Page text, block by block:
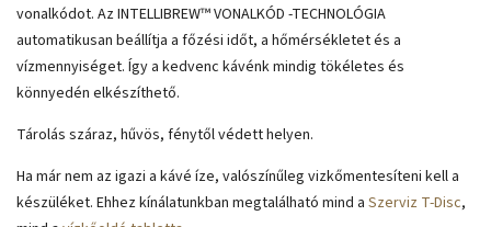
vonalkódot. Az INTELLIBREW™ VONALKÓD -TECHNOLÓGIA
automatikusan beállítja a főzési időt, a hőmérsékletet és a
vízmennyiséget. Így a kedvenc kávénk mindig tökéletes és
könnyedén elkészíthető.
Tárolás száraz, hűvös, fénytől védett helyen.
Ha már nem az igazi a kávé íze, valószínűleg vizkőmentesíteni kell a
készüléket. Ehhez kínálatunkban megtalálható mind a Szerviz T-Disc,